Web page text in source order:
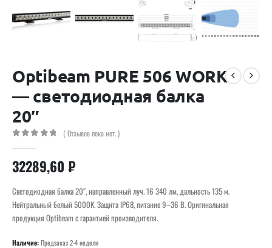
Optibeam PURE 506 WORK
— светодиодная балка
20″
( Отзывов пока нет. )
32289,60 ₽
Светодиодная балка 20″, направленный луч. 16 340 лм, дальность 135 м.
Нейтральный белый 5000K. Защита IP68, питание 9–36 В. Оригинальная
продукция Optibeam с гарантией производителя.
Наличие:Предзаказ 2-4 недели